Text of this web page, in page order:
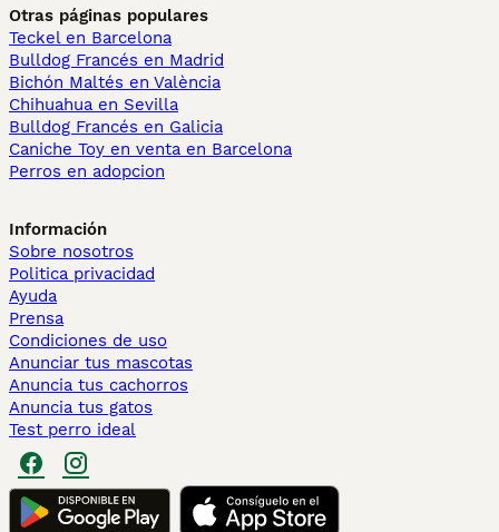
Otras páginas populares
Teckel en Barcelona
Bulldog Francés en Madrid
Bichón Maltés en València
Chihuahua en Sevilla
Bulldog Francés en Galicia
Caniche Toy en venta en Barcelona
Perros en adopcion
Información
Sobre nosotros
Politica privacidad
Ayuda
Prensa
Condiciones de uso
Anunciar tus mascotas
Anuncia tus cachorros
Anuncia tus gatos
Test perro ideal